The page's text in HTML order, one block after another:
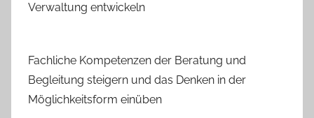
Verwaltung entwickeln
Fachliche Kompetenzen der Beratung und
Begleitung steigern und das Denken in der
Möglichkeitsform einüben